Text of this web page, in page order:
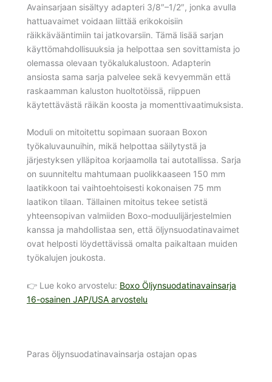
Avainsarjaan sisältyy adapteri 3/8″–1/2″, jonka avulla
hattuavaimet voidaan liittää erikokoisiin
räikkävääntimiin tai jatkovarsiin. Tämä lisää sarjan
käyttömahdollisuuksia ja helpottaa sen sovittamista jo
olemassa olevaan työkalukalustoon. Adapterin
ansiosta sama sarja palvelee sekä kevyemmän että
raskaamman kaluston huoltotöissä, riippuen
käytettävästä räikän koosta ja momenttivaatimuksista.
Moduli on mitoitettu sopimaan suoraan Boxon
työkaluvaunuihin, mikä helpottaa säilytystä ja
järjestyksen ylläpitoa korjaamolla tai autotallissa. Sarja
on suunniteltu mahtumaan puolikkaaseen 150 mm
laatikkoon tai vaihtoehtoisesti kokonaisen 75 mm
laatikon tilaan. Tällainen mitoitus tekee setistä
yhteensopivan valmiiden Boxo-moduulijärjestelmien
kanssa ja mahdollistaa sen, että öljynsuodatinavaimet
ovat helposti löydettävissä omalta paikaltaan muiden
työkalujen joukosta.
👉 Lue koko arvostelu: Boxo Öljynsuodatinavainsarja
16-osainen JAP/USA arvostelu
Paras öljynsuodatinavainsarja ostajan opas